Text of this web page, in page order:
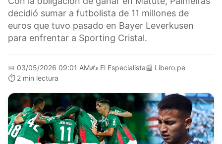
decidió sumar a futbolista de 11 millones de
euros que tuvo pasado en Bayer Leverkusen
para enfrentar a Sporting Cristal.
📅 03/05/2026 09:01 AM✍️ El Especialista📰 Libero.pe
⏱️ 2 min lectura